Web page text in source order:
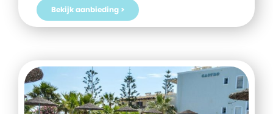
Bekijk aanbieding >